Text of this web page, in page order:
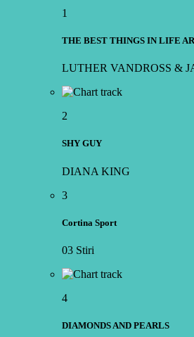
1
THE BEST THINGS IN LIFE
LUTHER VANDROSS &
2
SHY GUY
DIANA KING
3
Cortina Sport
03 Stiri
4
DIAMONDS AND PEARLS